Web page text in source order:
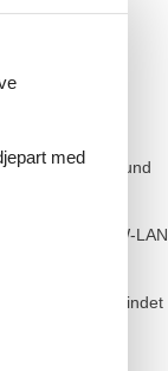
großes
ein Farb-TV und
kostenfreier W-LAN
04, befindet
med